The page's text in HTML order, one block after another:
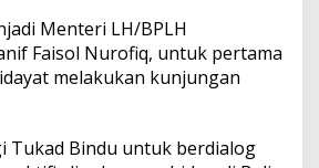
Menteri LH/BPLH
Faisol Nurofiq, untuk pertama
melakukan kunjungan
Tukad Bindu untuk berdialog